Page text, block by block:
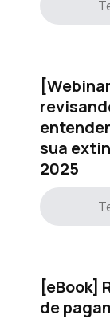
sua
2025
[eBook]
de